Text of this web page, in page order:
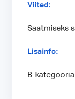
Viited:
Saatmiseks
Lisainfo:
B-